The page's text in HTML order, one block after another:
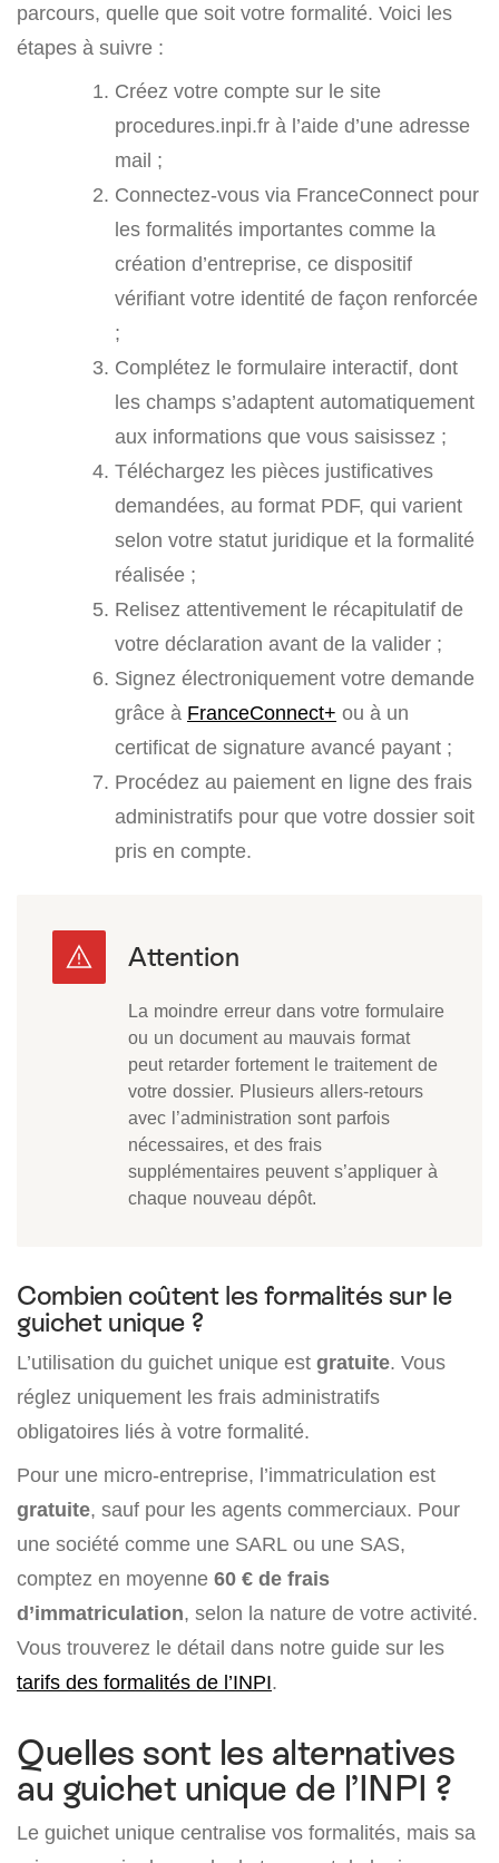
parcours, quelle que soit votre formalité. Voici les
étapes à suivre :
Créez votre compte sur le site
procedures.inpi.fr à l’aide d’une adresse
mail ;
Connectez-vous via FranceConnect pour
les formalités importantes comme la
création d’entreprise, ce dispositif
vérifiant votre identité de façon renforcée
;
Complétez le formulaire interactif, dont
les champs s’adaptent automatiquement
aux informations que vous saisissez ;
Téléchargez les pièces justificatives
demandées, au format PDF, qui varient
selon votre statut juridique et la formalité
réalisée ;
Relisez attentivement le récapitulatif de
votre déclaration avant de la valider ;
Signez électroniquement votre demande
grâce à FranceConnect+ ou à un
certificat de signature avancé payant ;
Procédez au paiement en ligne des frais
administratifs pour que votre dossier soit
pris en compte.
La moindre erreur dans votre formulaire
ou un document au mauvais format
peut retarder fortement le traitement de
votre dossier. Plusieurs allers-retours
avec l’administration sont parfois
nécessaires, et des frais
supplémentaires peuvent s’appliquer à
chaque nouveau dépôt.
Combien coûtent les formalités sur le
guichet unique ?
L’utilisation du guichet unique est gratuite. Vous
réglez uniquement les frais administratifs
obligatoires liés à votre formalité.
Pour une micro-entreprise, l’immatriculation est
gratuite, sauf pour les agents commerciaux. Pour
une société comme une SARL ou une SAS,
comptez en moyenne 60 € de frais
d’immatriculation, selon la nature de votre activité.
Vous trouverez le détail dans notre guide sur les
tarifs des formalités de l’INPI.
Quelles sont les alternatives
au guichet unique de l’INPI ?
Le guichet unique centralise vos formalités, mais sa